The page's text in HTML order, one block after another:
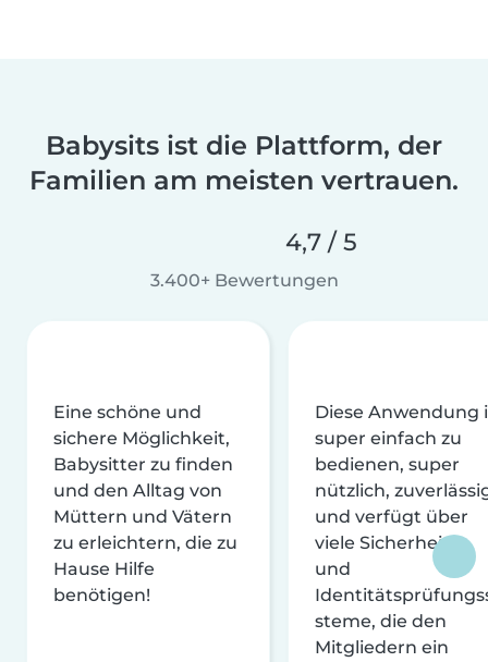
Babysits ist die Plattform, der
Familien am meisten vertrauen.
4,7 / 5
3.400+ Bewertungen
Eine schöne und
sichere Möglichkeit,
Babysitter zu finden
und den Alltag von
Müttern und Vätern
zu erleichtern, die zu
Hause Hilfe
benötigen!
Diese Anwendung
super einfach zu
bedienen, super
nützlich,
und verfügt über
viele Sicherheits-
und
steme, die den
Mitgliedern ein